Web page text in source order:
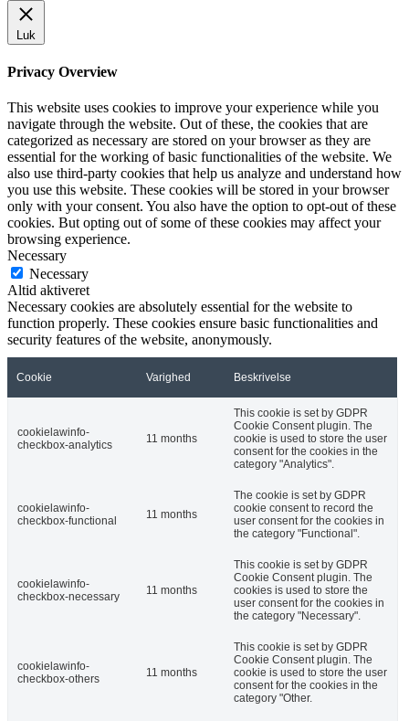
Luk
Privacy Overview
This website uses cookies to improve your experience while you
navigate through the website. Out of these, the cookies that are
categorized as necessary are stored on your browser as they are
essential for the working of basic functionalities of the website. We
also use third-party cookies that help us analyze and understand how
you use this website. These cookies will be stored in your browser
only with your consent. You also have the option to opt-out of these
cookies. But opting out of some of these cookies may affect your
browsing experience.
Necessary
Necessary
Altid aktiveret
Necessary cookies are absolutely essential for the website to
function properly. These cookies ensure basic functionalities and
security features of the website, anonymously.
Cookie Varighed Beskrivelse
cookielawinfo-
checkbox-analytics
11 months
This cookie is set by GDPR
Cookie Consent plugin. The
cookie is used to store the user
consent for the cookies in the
category "Analytics".
cookielawinfo-
checkbox-functional
11 months
The cookie is set by GDPR
cookie consent to record the
user consent for the cookies in
the category "Functional".
cookielawinfo-
checkbox-necessary
11 months
This cookie is set by GDPR
Cookie Consent plugin. The
cookies is used to store the
user consent for the cookies in
the category "Necessary".
cookielawinfo-
checkbox-others
11 months
This cookie is set by GDPR
Cookie Consent plugin. The
cookie is used to store the user
consent for the cookies in the
category "Other.